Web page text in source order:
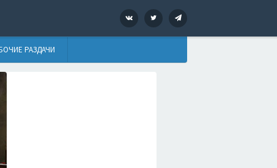
VK Twitter
РАЗДАЧИ